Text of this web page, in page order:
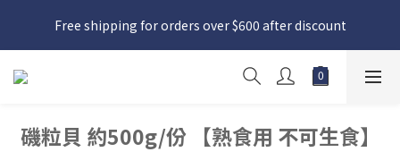
日本接近假期，貨源較不穩定；如想在 8 月 11 日至 8 月 15 日收
貨，請務必於 8 月 10 日前落單
Free shipping for orders over $600 after discount
日本接近假期，貨源較不穩定；如想在 8 月 11 日至 8 月 15 日收
貨，請務必於 8 月 10 日前落單
磯粒貝 約500g/份 【熟食用 不可生食】